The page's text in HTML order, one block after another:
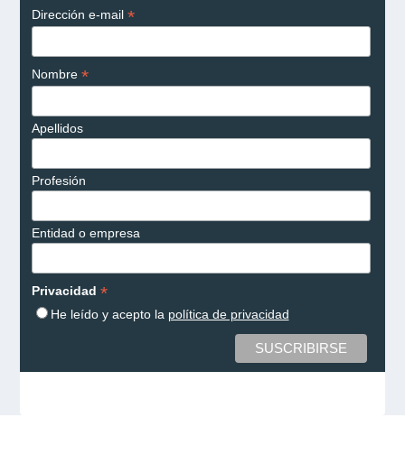
Dirección e-mail *
Nombre *
Apellidos
Profesión
Entidad o empresa
Privacidad *
He leído y acepto la política de privacidad